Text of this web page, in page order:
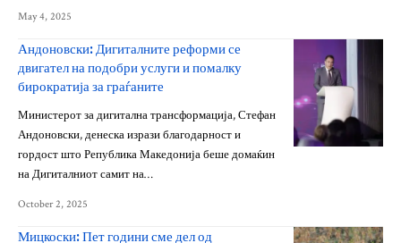
May 4, 2025
Андоновски: Дигиталните реформи се
двигател на подобри услуги и помалку
бирократија за граѓаните
Министерот за дигитална трансформација, Стефан
Андоновски, денеска изрази благодарност и
гордост што Република Македонија беше домаќин
на Дигиталниот самит на…
October 2, 2025
Мицкоски: Пет години сме дел од